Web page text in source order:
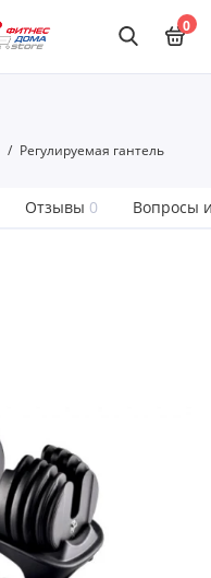
0
Регулируемая гантель
Отзывы 0 Вопросы